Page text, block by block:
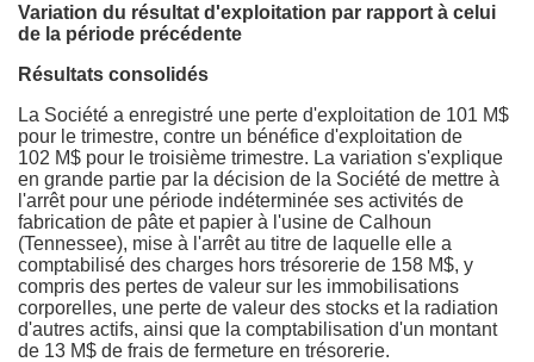
Variation du résultat d'exploitation par rapport à celui
de la période précédente
Résultats consolidés
La Société a enregistré une perte d'exploitation de 101 M$
pour le trimestre, contre un bénéfice d'exploitation de
102 M$ pour le troisième trimestre. La variation s'explique
en grande partie par la décision de la Société de mettre à
l'arrêt pour une période indéterminée ses activités de
fabrication de pâte et papier à l'usine de Calhoun
(Tennessee), mise à l'arrêt au titre de laquelle elle a
comptabilisé des charges hors trésorerie de 158 M$, y
compris des pertes de valeur sur les immobilisations
corporelles, une perte de valeur des stocks et la radiation
d'autres actifs, ainsi que la comptabilisation d'un montant
de 13 M$ de frais de fermeture en trésorerie.